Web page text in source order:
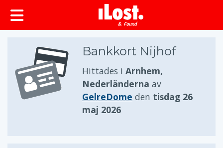
huvudinnehållet
Bankkort Nijhof
Hittades i Arnhem,
Nederländerna av
GelreDome den tisdag 26
maj 2026